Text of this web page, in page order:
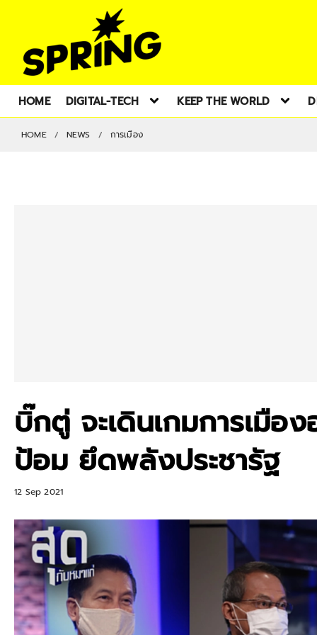
HOME DIGITAL-TECH KEEP THE WORLD
HOME NEWS การเมือง
บิ๊กตู่ จะเดินเกมการเมื
ป้อม ยึดพลังประชารัฐ
12 Sep 2021